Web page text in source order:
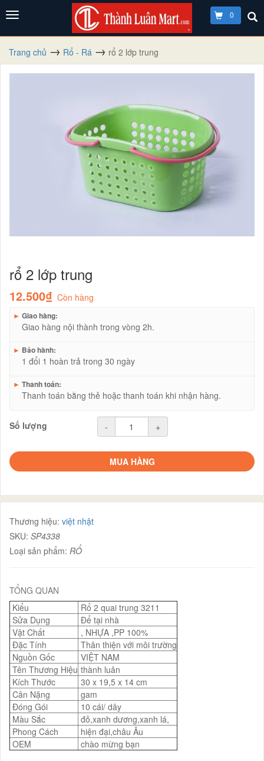
0
Trang chủ Rổ - Rá rổ 2 lớp trung
rổ 2 lớp trung
12.500₫ Còn hàng
► Giao hàng:
Giao hàng nội thành trong vòng 2h.
► Bảo hành:
1 đổi 1 hoàn trả trong 30 ngày
► Thanh toán:
Thanh toán bằng thẻ hoặc thanh toán khi nhận hàng.
Số lượng - +
MUA HÀNG
Thương hiệu: việt nhật
SKU: SP4338
Loại sản phẩm: RỔ
TỔNG QUAN
Kiểu
Rổ 2 quai trung 3211
Sửa Dụng
Để tại nhà
Vật Chất
, NHỰA ,PP 100%
Đặc Tính
Thân thiện với môi trường
Nguồn Gốc
VIỆT NAM
Tên Thương Hiệu thành luân
Kích Thước
30 x 19,5 x 14 cm
Cân Nặng
gam
Đóng Gói
10 cái/ dây
Màu Sắc
đỏ,xanh dương,xanh lá,
Phong Cách
hiện đại,châu Âu
OEM
chào mừng bạn